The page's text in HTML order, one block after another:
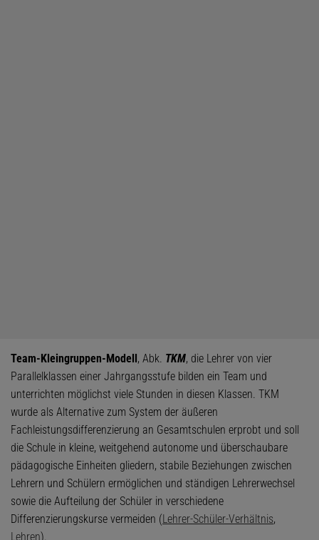
Team-Kleingruppen-Modell, Abk. TKM, die Lehrer von vier
Parallelklassen einer Jahrgangsstufe bilden ein Team und
unterrichten möglichst viele Stunden in diesen Klassen. TKM
wurde als Alternative zum System der äußeren
Fachleistungsdifferenzierung an Gesamtschulen erprobt und soll
die Schule in kleine, weitgehend autonome und überschaubare
pädagogische Einheiten gliedern, stabile Beziehungen zwischen
Lehrern und Schülern ermöglichen und ständigen Lehrerwechsel
sowie die Aufteilung der Schüler in verschiedene
Differenzierungskurse vermeiden (Lehrer-Schüler-Verhältnis,
Lehren).